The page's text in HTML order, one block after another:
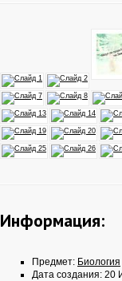
Информация:
Предмет: Биология
Дата создания: 20